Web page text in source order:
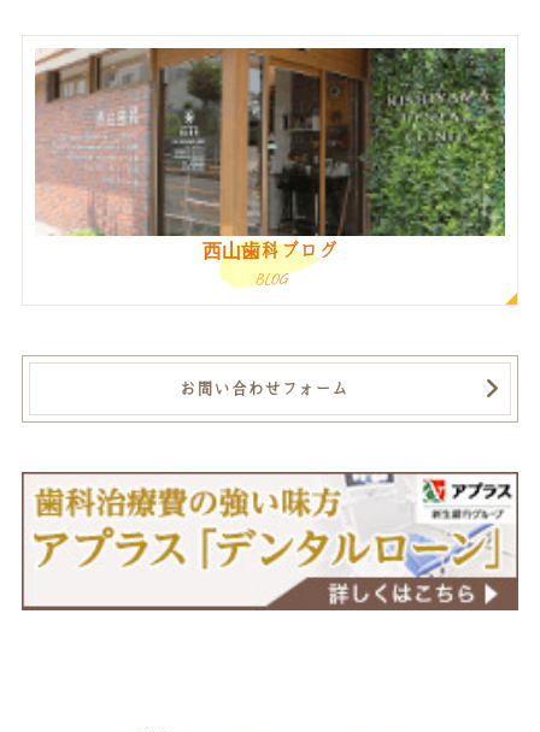
西山歯科ブログ
BLOG
お問い合わせフォーム